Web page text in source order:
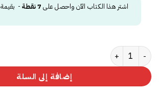
اشتر هذا الكتاب الآن واحصل على 7نقطة- بقيمة
كمية فتاة في ظله
إضافة إلى السلة